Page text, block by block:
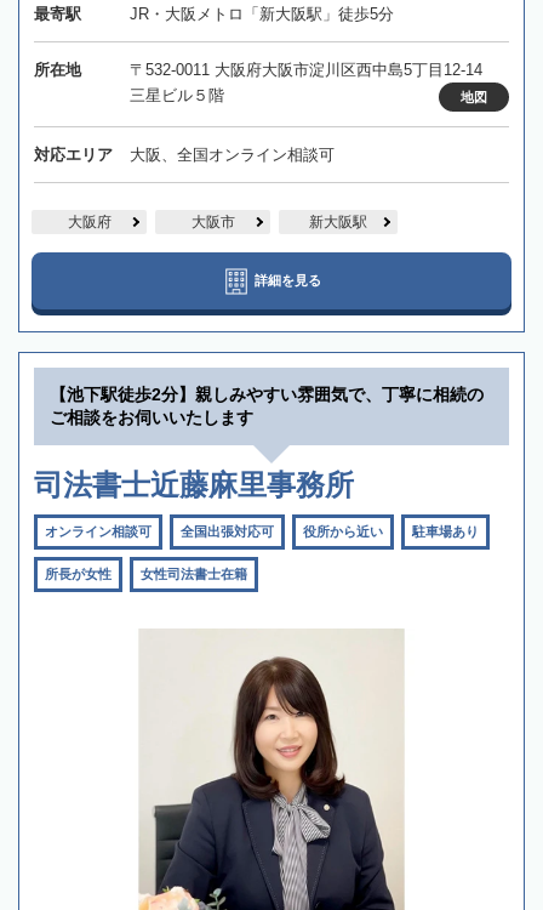
最寄駅 JR・大阪メトロ「新大阪駅」徒歩5分
所在地
〒532-0011 大阪府大阪市淀川区西中島5丁目12-14
三星ビル５階
地図
対応エリア 大阪、全国オンライン相談可
大阪府 大阪市 新大阪駅
詳細を見る
【池下駅徒歩2分】親しみやすい雰囲気で、丁寧に相続の
ご相談をお伺いいたします
司法書士近藤麻里事務所
オンライン相談可 全国出張対応可 役所から近い 駐車場あり
所長が女性 女性司法書士在籍